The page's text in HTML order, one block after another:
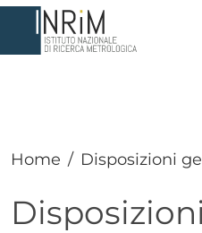
Salta al contenuto
Home Disposizioni